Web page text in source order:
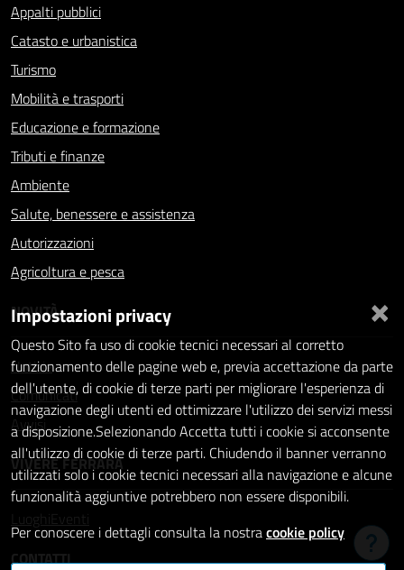
Appalti pubblici
Catasto e urbanistica
Turismo
Mobilità e trasporti
Educazione e formazione
Tributi e finanze
Ambiente
Salute, benessere e assistenza
Autorizzazioni
Agricoltura e pesca
NOVITÀ
Notizie
Comunicati
Avvisi
VIVERE FERRARA
Luoghi
Eventi
CONTATTI
×
Impostazioni privacy
Questo Sito fa uso di cookie tecnici necessari al corretto
funzionamento delle pagine web e, previa accettazione da parte
dell'utente, di cookie di terze parti per migliorare l'esperienza di
navigazione degli utenti ed ottimizzare l'utilizzo dei servizi messi
a disposizione.Selezionando Accetta tutti i cookie si acconsente
all'utilizzo di cookie di terze parti. Chiudendo il banner verranno
utilizzati solo i cookie tecnici necessari alla navigazione e alcune
funzionalità aggiuntive potrebbero non essere disponibili.
Per conoscere i dettagli consulta la nostracookie policy
Hai